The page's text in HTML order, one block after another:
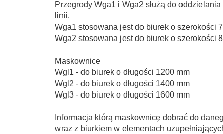
Przegrody Wga1 i Wga2 służą do
linii.
Wga1 stosowana jest do biurek o szerokości
Wga2 stosowana jest do biurek o szerokości
Maskownice
Wgl1 - do biurek o długości 1200 mm
Wgl2 - do biurek o długości 1400 mm
Wgl3 - do biurek o długości 1600 mm
Informacja którą maskownicę dobrać do
wraz z biurkiem w elementach